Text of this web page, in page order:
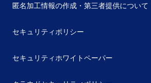
匿名加工情報の作成・第三者提供について
セキュリティポリシー
セキュリティホワイトペーパー